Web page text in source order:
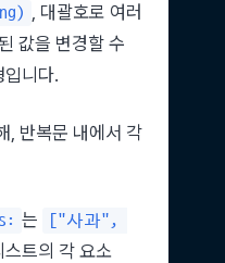
, 대괄호로 여러
값을 변경할 수
입니다.
, 반복문 내에서 각
는
["사과",
트의 각 요소